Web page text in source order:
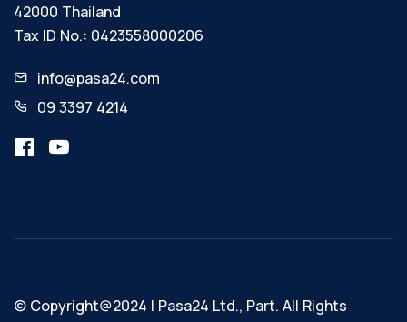
42000 Thailand
Tax ID No.: 0423558000206
info@pasa24.com
09 3397 4214
© Copyright@2024 | Pasa24 Ltd., Part. All Rights
ยอมรับ